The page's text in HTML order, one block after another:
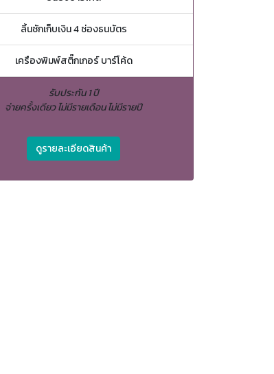
ลิ้นชักเก็บเงิน 4 ช่องธนบัตร
เครืองพิมพ์สติ๊กเกอร์ บาร์โค้ด
รับประกัน 1 ปี
จ่ายครั้งเดียว ไม่มีรายเดือน ไม่มีรายปี
ดูรายละเอียดสินค้า